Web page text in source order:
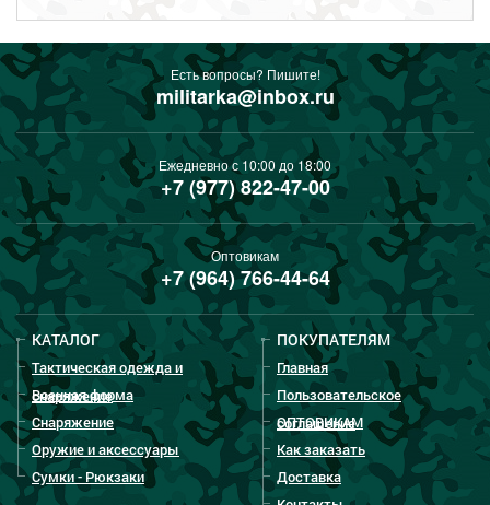
Есть вопросы? Пишите!
militarka@inbox.ru
Ежедневно с 10:00 до 18:00
+7 (977) 822-47-00
Оптовикам
+7 (964) 766-44-64
КАТАЛОГ
Тактическая одежда и
снаряжение
Военная форма
Снаряжение
Оружие и аксессуары
Сумки - Рюкзаки
ПОКУПАТЕЛЯМ
Главная
Пользовательское
соглашение
ОПТОВИКАМ
Как заказать
Доставка